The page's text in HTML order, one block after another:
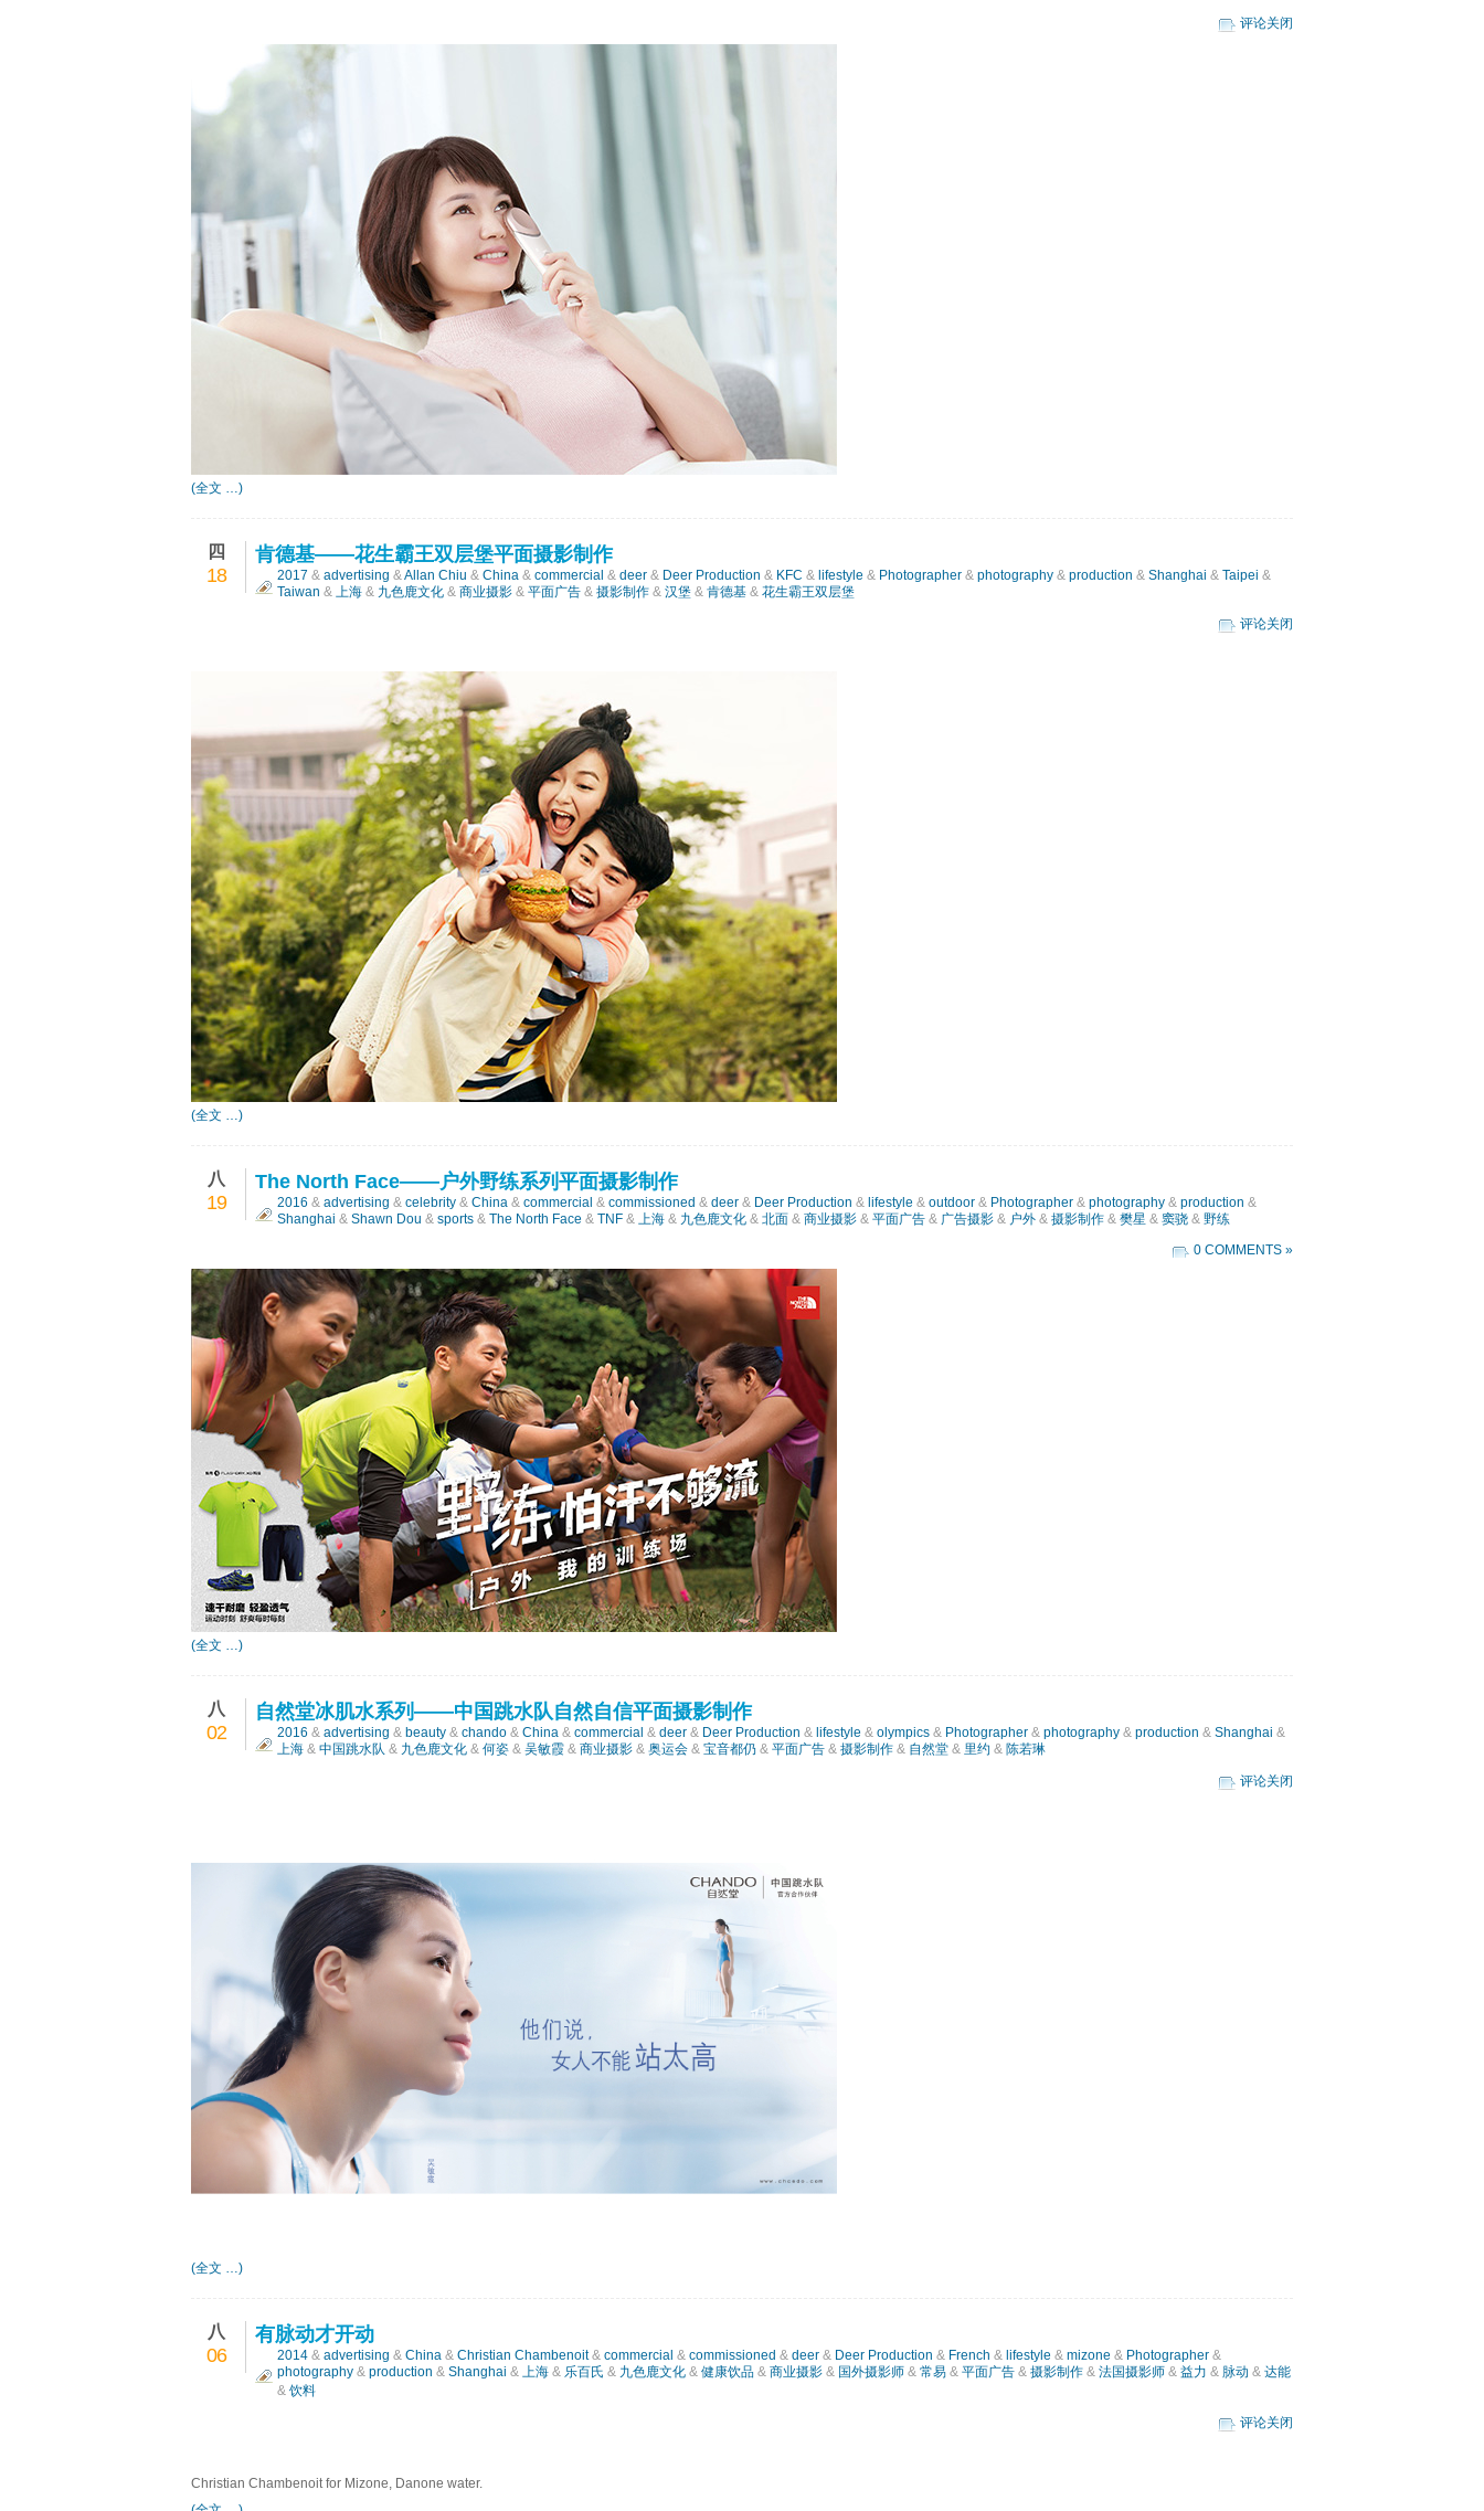
评论关闭
(全文 …)
四
18
肯德基——花生霸王双层堡平面摄影制作
2017 & advertising &Allan Chiu & China & commercial & deer & Deer Production & KFC & lifestyle & Photographer & photography & production & Shanghai & Taipei &
Taiwan & 上海 & 九色鹿文化 & 商业摄影 & 平面广告 & 摄影制作 & 汉堡 & 肯德基 & 花生霸王双层堡
评论关闭
(全文 …)
八
19
The North Face——户外野练系列平面摄影制作
2016 & advertising & celebrity & China & commercial & commissioned & deer & Deer Production & lifestyle & outdoor & Photographer & photography & production &
Shanghai & Shawn Dou & sports & The North Face & TNF & 上海 & 九色鹿文化 & 北面 & 商业摄影 & 平面广告 & 广告摄影 & 户外 & 摄影制作 & 樊星 & 窦骁 & 野练
0 COMMENTS »
(全文 …)
八
02
自然堂冰肌水系列——中国跳水队自然自信平面摄影制作
2016 & advertising & beauty & chando & China & commercial & deer & Deer Production & lifestyle & olympics & Photographer & photography & production & Shanghai &
上海 & 中国跳水队 & 九色鹿文化 & 何姿 & 吴敏霞 & 商业摄影 & 奥运会 & 宝音都仍 & 平面广告 & 摄影制作 & 自然堂 & 里约 & 陈若琳
评论关闭
(全文 …)
八
06
有脉动才开动
2014 & advertising & China & Christian Chambenoit& commercial & commissioned & deer & Deer Production & French & lifestyle & mizone & Photographer &
photography & production & Shanghai & 上海 & 乐百氏 & 九色鹿文化 & 健康饮品 & 商业摄影 & 国外摄影师 & 常易 & 平面广告 & 摄影制作 & 法国摄影师 & 益力 & 脉动 & 达能
& 饮料
评论关闭
Christian Chambenoit for Mizone, Danone water.